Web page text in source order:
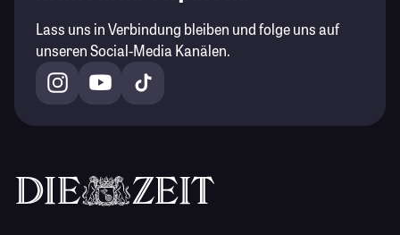
Lass uns in Verbindung bleiben und folge uns auf
unseren Social-Media Kanälen.